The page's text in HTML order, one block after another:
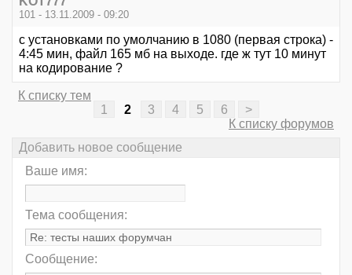
101 - 13.11.2009 - 09:20
с установками по умолчанию в 1080 (первая строка) -
4:45 мин, файл 165 мб на выходе. где ж тут 10 минут
на кодирование ?
К списку тем
1
2 3 4 5 6
>
К списку форумов
Добавить новое сообщение
Ваше имя:
Тема сообщения:
Сообщение: